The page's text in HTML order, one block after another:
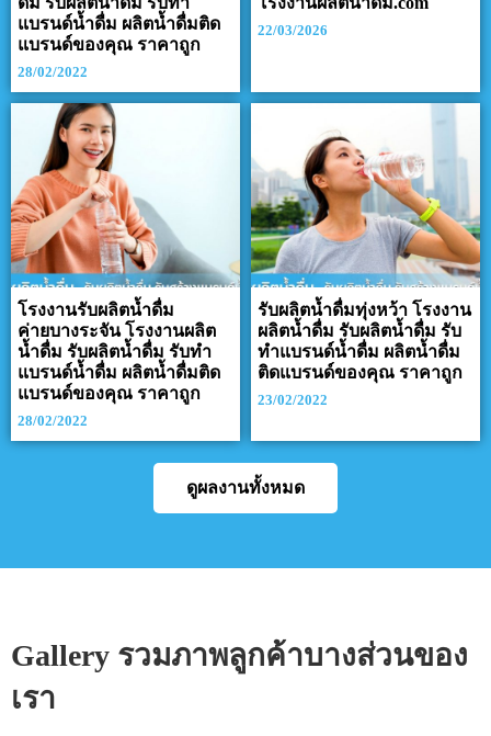
แบรนด์น้ำดื่ม ผลิตน้ำดื่มติด
แบรนด์ของคุณ ราคาถูก
28/02/2022
22/03/2026
โรงงานรับผลิตน้ำดื่ม
ค่ายบางระจัน โรงงานผลิต
น้ำดื่ม รับผลิตน้ำดื่ม รับทำ
แบรนด์น้ำดื่ม ผลิตน้ำดื่มติด
แบรนด์ของคุณ ราคาถูก
28/02/2022
รับผลิตน้ำดื่มทุ่งหว้า โรงงาน
ผลิตน้ำดื่ม รับผลิตน้ำดื่ม รับ
ทำแบรนด์น้ำดื่ม ผลิตน้ำดื่ม
ติดแบรนด์ของคุณ ราคาถูก
23/02/2022
ดูผลงานทั้งหมด
Gallery รวมภาพลูกค้าบางส่วนของ
เรา